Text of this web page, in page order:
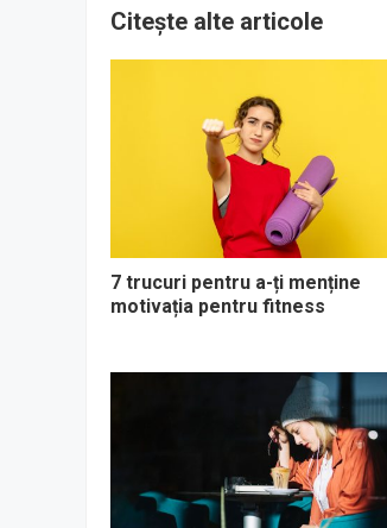
Citește alte articole
7 trucuri pentru a-ți menține
motivația pentru fitness